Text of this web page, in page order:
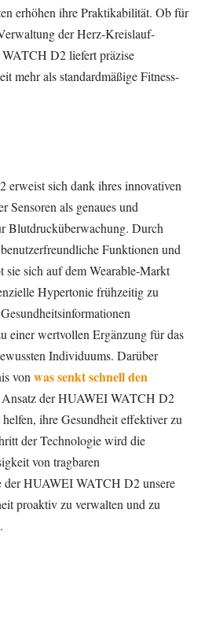
erhöhen ihre Praktikabilität. Ob für
der Herz-Kreislauf-
D2 liefert präzise
mehr als standardmäßige Fitness-
sich dank ihres innovativen
Sensoren als genaues und
Blutdrucküberwachung. Durch
Funktionen und
sie sich auf dem Wearable-Markt
Hypertonie frühzeitig zu
einer wertvollen Ergänzung für das
Individuums. Darüber
von was senkt schnell den
Ansatz der HUAWEI WATCH D2
ihre Gesundheit effektiver zu
der Technologie wird die
von tragbaren
der HUAWEI WATCH D2 unsere
proaktiv zu verwalten und zu